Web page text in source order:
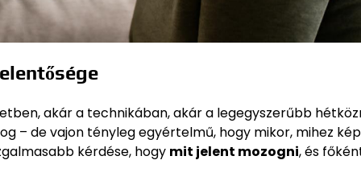
akár a technikában, akár a legegyszerűbb
– de vajon tényleg egyértelmű, hogy mikor, mihez
kérdése, hogy mit jelent mozogni, és